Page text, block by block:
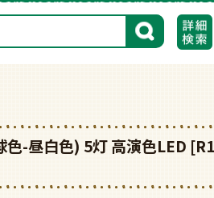
検索
-昼白色) 5灯 高演色LED